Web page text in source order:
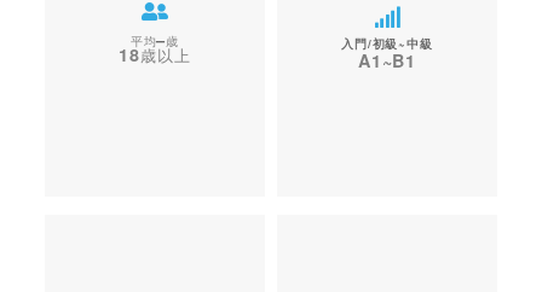
–
18 入門/初級~中級
A1~B1